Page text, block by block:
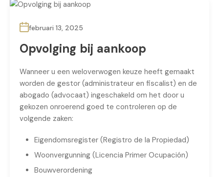
februari 13, 2025
Opvolging bij aankoop
Wanneer u een weloverwogen keuze heeft gemaakt
worden de gestor (administrateur en fiscalist) en de
abogado (advocaat) ingeschakeld om het door u
gekozen onroerend goed te controleren op de
volgende zaken:
Eigendomsregister (Registro de la Propiedad)
Woonvergunning (Licencia Primer Ocupación)
Bouwverordening